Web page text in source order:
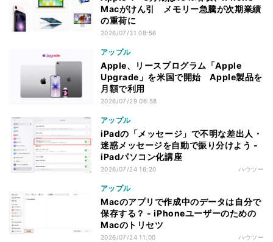
Macがけん引 メモリー急騰が次期業績
の重荷に
2026/07/31 08:56
アップル
Apple、リースプログラム「Apple
Upgrade」を米国で開始 Apple製品を
月額で利用
2026/07/29 06:58
アップル
iPadの「メッセージ」で不明な差出人・
迷惑メッセージを自動で振り分けよう -
iPadパソコン化講座
2026/07/24 16:20 ハウツー
アップル
Macのアプリで作成中のデータは自分で
保存する？ - iPhoneユーザーのための
Macのトリセツ
2026/07/24 11:00 ハウツー